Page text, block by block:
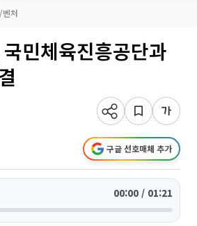
처
민체육진흥공단과
구글 선호매체 추가
00:00 / 01:21